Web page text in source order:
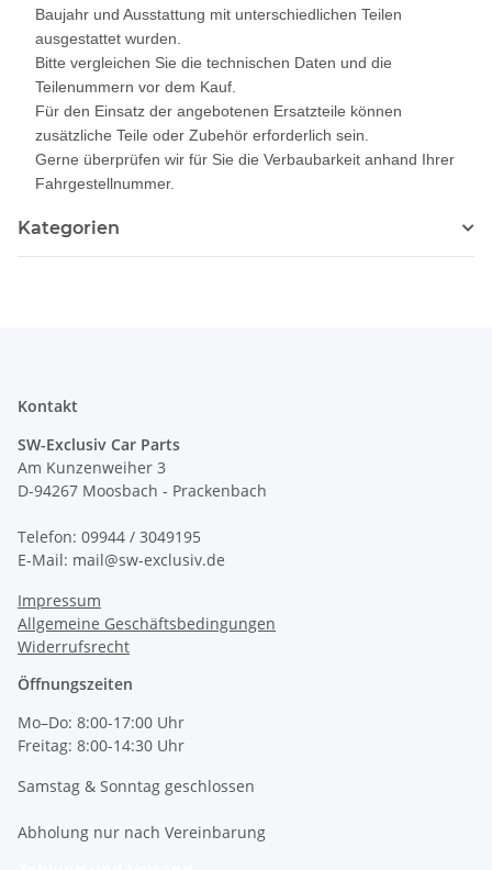
Baujahr und Ausstattung mit unterschiedlichen Teilen
ausgestattet wurden.
Bitte vergleichen Sie die technischen Daten und die
Teilenummern vor dem Kauf.
Für den Einsatz der angebotenen Ersatzteile können
zusätzliche Teile oder Zubehör erforderlich sein.
Gerne überprüfen wir für Sie die Verbaubarkeit anhand Ihrer
Fahrgestellnummer.
Kategorien
Kontakt
SW-Exclusiv Car Parts
Am Kunzenweiher 3
D-94267 Moosbach - Prackenbach
Telefon: 09944 / 3049195
E-Mail: mail@sw-exclusiv.de
Impressum
Allgemeine Geschäftsbedingungen
Widerrufsrecht
Öffnungszeiten
Mo–Do: 8:00-17:00 Uhr
Freitag: 8:00-14:30 Uhr
Samstag & Sonntag geschlossen
Abholung nur nach Vereinbarung